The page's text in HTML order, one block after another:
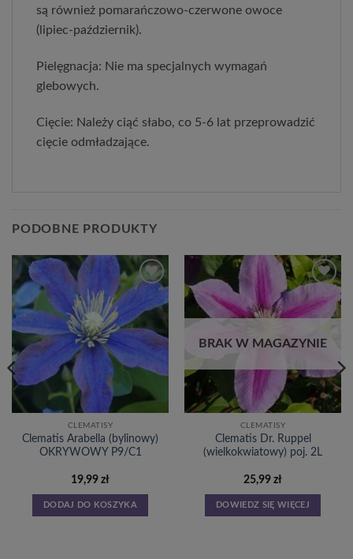
są również pomarańczowo-czerwone owoce
(lipiec-październik).
Pielęgnacja: Nie ma specjalnych wymagań
glebowych.
Cięcie: Należy ciąć słabo, co 5-6 lat przeprowadzić
cięcie odmładzające.
PODOBNE PRODUKTY
listy
życzeń
CLEMATISY
Clematis Arabella (bylinowy)
OKRYWOWY P9/C1
19,99 zł
DODAJ DO KOSZYKA
do
listy
BRAK W MAGAZYNIE
CLEMATISY
Clematis Dr. Ruppel
(wielkokwiatowy) poj. 2L
25,99 zł
DOWIEDZ SIĘ WIĘCEJ